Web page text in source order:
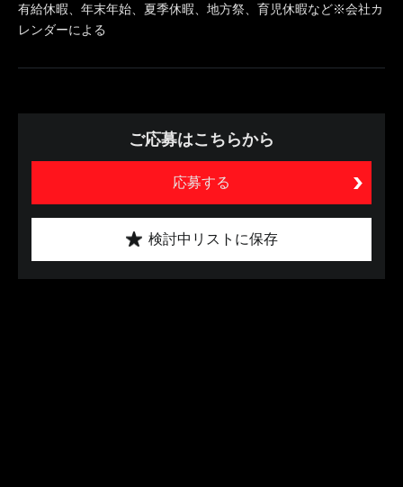
有給休暇、年末年始、夏季休暇、地方祭、育児休暇など※会社カ
レンダーによる
ご応募はこちらから
応募する
検討中リストに保存